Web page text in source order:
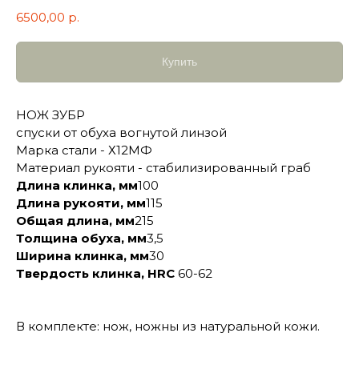
6500,00 р.
Купить
НОЖ ЗУБР
спуски от обуха вогнутой линзой
Марка стали - Х12МФ
Материал рукояти - стабилизированный граб
Длина клинка, мм100
Длина рукояти, мм115
Общая длина, мм215
Толщина обуха, мм3,5
Ширина клинка, мм30
Твердость клинка, HRC 60-62
В комплекте: нож, ножны из натуральной кожи.